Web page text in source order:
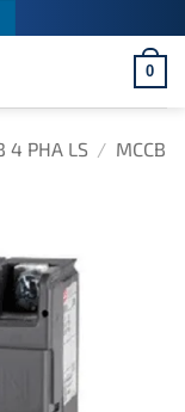
0
4 PHA LS / MCCB